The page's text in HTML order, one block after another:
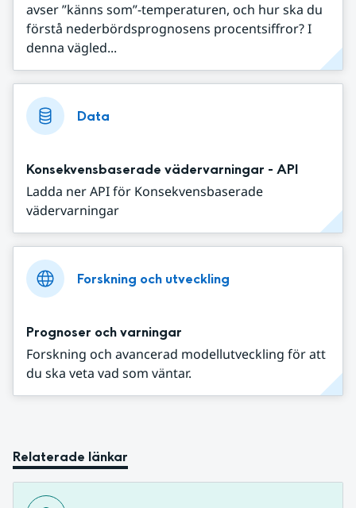
avser ”känns som”-temperaturen, och hur ska du
förstå nederbördsprognosens procentsiffror? I
denna vägled...
Data
Konsekvensbaserade vädervarningar - API
Ladda ner API för Konsekvensbaserade
vädervarningar
Forskning och utveckling
Prognoser och varningar
Forskning och avancerad modellutveckling för att
du ska veta vad som väntar.
Relaterade länkar